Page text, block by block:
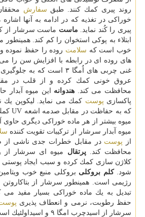
روند پیری كمك كنند. طبق سفارش
خوراكی در تغذیه كه در ادامه به آنها
پیری را كُند نماید. ماست ماست سرشار از
ابتلاء به پوكی استخوان را كم كند.
خوب است كه سلامت روده را حفظ نموده و
های روده ای در رابطه با افزایش سن را می
غنی چربی های اُمگا ۳ است كه
عروق خونی كمك كرده و از قلب در
محافظت می كند. هندوانه این میوه آبدار
پاكسازی پوست كمك می نماید. لیكوپن یك
كه به حفاظت در مقابل صدمه اشعه UV كمك می نماید.
میوه بیشتر از هر ماده خوراكی دیگری
میوه آبدار سرشار از تركیبات تقویت كننده
از پوست در مقابل خطرات جدی ناشی از
محافظت كند.پرتقال
كلاژن سازی كمك كرده و سبب ایجاد پوستی
شود.كلم بروكلی
رژیمی است. همینطور سرشار از
تبدیل به یك ماده خوراكی بسیار مفید می
حفظ رطوبت، نرمی و انعطاف پذیری
سرشار از اسیدچرب امگا ۹ و اسیداولئیك است.